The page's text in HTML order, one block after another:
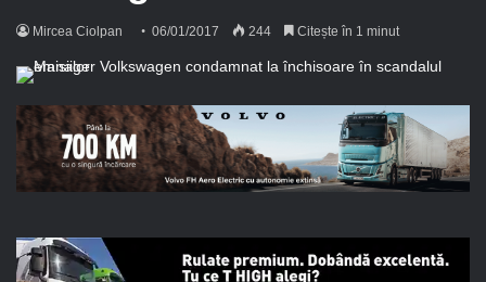
Mircea Ciolpan 06/01/2017 244 Citește în 1 minut